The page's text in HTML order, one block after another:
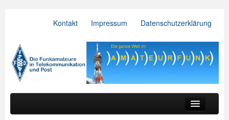
Kontakt Impressum Datenschutzerklärung
VFDB e.V.
Hauptmenü